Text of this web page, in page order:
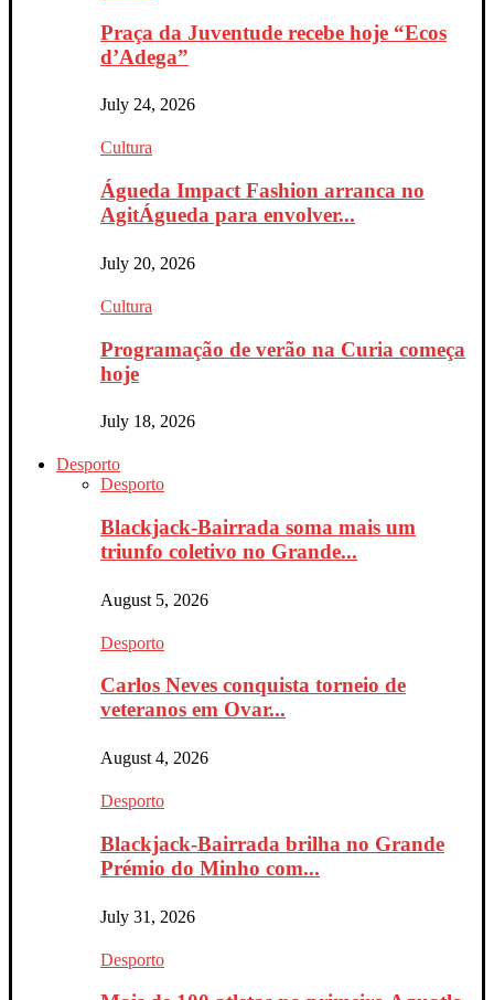
Praça da Juventude recebe hoje “Ecos
d’Adega”
July 24, 2026
Cultura
Águeda Impact Fashion arranca no
AgitÁgueda para envolver...
July 20, 2026
Cultura
Programação de verão na Curia começa
hoje
July 18, 2026
Desporto
Desporto
Blackjack-Bairrada soma mais um
triunfo coletivo no Grande...
August 5, 2026
Desporto
Carlos Neves conquista torneio de
veteranos em Ovar...
August 4, 2026
Desporto
Blackjack-Bairrada brilha no Grande
Prémio do Minho com...
July 31, 2026
Desporto